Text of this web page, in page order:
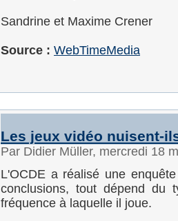
Sandrine et Maxime Crener
Source : WebTimeMedia
Les jeux vidéo nuisent-
Par Didier Müller, mercredi 18
L'OCDE a réalisé une
conclusions, tout dépend
fréquence à laquelle il joue.